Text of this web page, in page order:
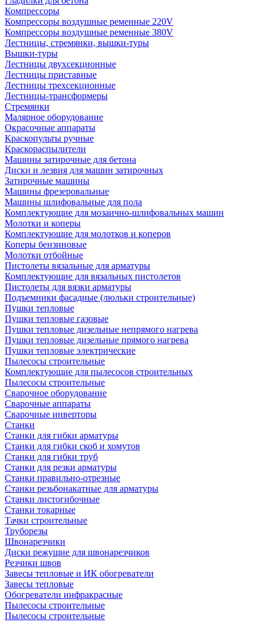
Компрессоры
Компрессоры воздушные ременные 220V
Компрессоры воздушные ременные 380V
Лестницы, стремянки, вышки-туры
Вышки-туры
Лестницы двухсекционные
Лестницы приставные
Лестницы трехсекционные
Лестницы-трансформеры
Стремянки
Малярное оборудование
Окрасочные аппараты
Краскопульты ручные
Краскораспылители
Машины затирочные для бетона
Диски и лезвия для машин затирочных
Затирочные машины
Машины фрезеровальные
Машины шлифовальные для пола
Комплектующие для мозаично-шлифовальных машин
Молотки и коперы
Комплектующие для молотков и коперов
Коперы бензиновые
Молотки отбойные
Пистолеты вязальные для арматуры
Комплектующие для вязальных пистолетов
Пистолеты для вязки арматуры
Подъемники фасадные (люльки строительные)
Пушки тепловые
Пушки тепловые газовые
Пушки тепловые дизельные непрямого нагрева
Пушки тепловые дизельные прямого нагрева
Пушки тепловые электрические
Пылесосы строительные
Комплектующие для пылесосов строительных
Пылесосы строительные
Сварочное оборудование
Сварочные аппараты
Сварочные инверторы
Станки
Станки для гибки арматуры
Станки для гибки скоб и хомутов
Станки для гибки труб
Станки для резки арматуры
Станки правильно-отрезные
Станки резьбонакатные для арматуры
Станки листогибочные
Станки токарные
Тачки строительные
Труборезы
Швонарезчики
Диски режущие для швонарезчиков
Резчики швов
Завесы тепловые и ИК обогреватели
Завесы тепловые
Обогреватели инфракрасные
Пылесосы строительные
Пылесосы строительные